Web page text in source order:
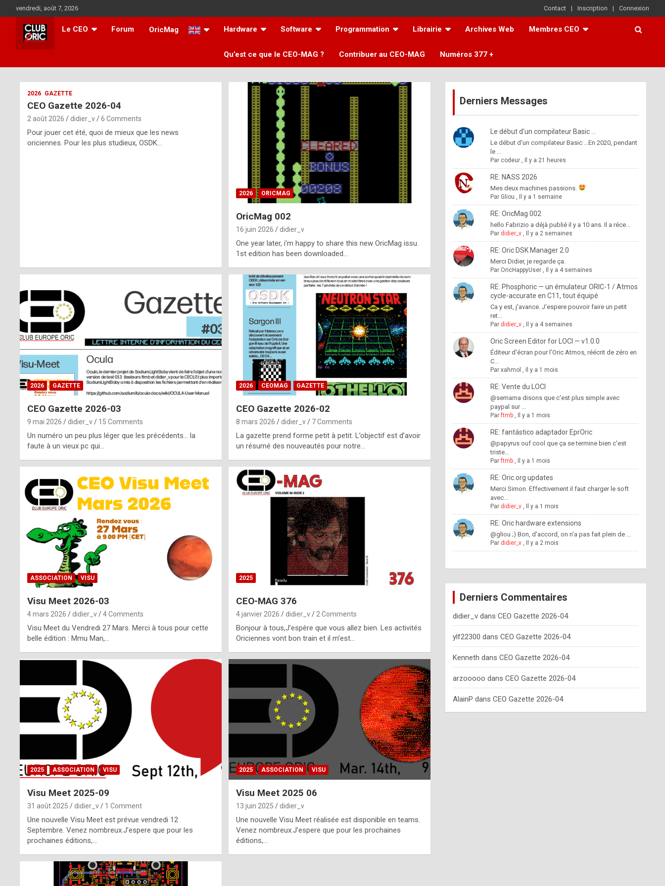
to
content
vendredi, août 7, 2026 Contact Inscription Connexion
Le CEO Forum OricMag Hardware Software Programmation Librairie Archives Web Membres CEO
Qu’est ce que le CEO-MAG ? Contribuer au CEO-MAG Numéros 377 +
ff
m
2026 GAZETTE
CEO Gazette 2026-04
2 août 2026 didier_v 6 Comments
Pour jouer cet été, quoi de mieux que les news
oriciennes. Pour les plus studieux, OSDK…
2026 ORICMAG
OricMag 002
16 juin 2026 didier_v
One year later, i’m happy to share this new OricMag issu.
1st edition has been downloaded…
2026 GAZETTE
CEO Gazette 2026-03
9 mai 2026 didier_v 15 Comments
Un numéro un peu plus léger que les précédents… la
faute à un vieux pc qui…
2026 CEOMAG GAZETTE
CEO Gazette 2026-02
8 mars 2026 didier_v 7 Comments
La gazette prend forme petit à petit. L’objectif est d’avoir
un résumé des nouveautés pour notre…
ASSOCIATION VISU
Visu Meet 2026-03
4 mars 2026 didier_v 4 Comments
Visu Meet du Vendredi 27 Mars. Merci à tous pour cette
belle édition : Mmu Man,…
2025
CEO-MAG 376
4 janvier 2026 didier_v 2 Comments
Bonjour à tous,J’espère que vous allez bien. Les activités
Oriciennes vont bon train et il m’est…
2025 ASSOCIATION VISU
Visu Meet 2025-09
31 août 2025 didier_v 1 Comment
Une nouvelle Visu Meet est prévue vendredi 12
Septembre. Venez nombreux.J’espere que pour les
prochaines éditions,…
2025 ASSOCIATION VISU
Visu Meet 2025 06
13 juin 2025 didier_v
Une nouvelle Visu Meet réalisée est disponible en teams.
Venez nombreux.J’espere que pour les prochaines
éditions,…
Derniers Messages
Le début d'un compilateur Basic ...
Le début d'un compilateur Basic ...En 2020, pendant
le ...
Par codeur, Il y a 21 heures
RE: NASS 2026
Mes deux machines passions.
Par Gliou , Il y a 1 semaine
RE: OricMag 002
hello Fabrizio a déjà publié il y a 10 ans. Il a réce...
Par didier_v, Il y a 2 semaines
RE: Oric DSK Manager 2.0
Merci Didier, je regarde ça.
Par OricHappyUser, Il y a 4 semaines
RE: Phosphoric — un émulateur ORIC-1 / Atmos
cycle-accurate en C11, tout équipé
Ca y est, j'avance. J'espere pouvoir faire un petit
ret...
Par didier_v, Il y a 4 semaines
Oric Screen Editor for LOCI — v1.0.0
Éditeur d'écran pour l'Oric Atmos, réécrit de zéro en
C...
Par xahmol , Il y a 1 mois
RE: Vente du LOCI
@semama disons que c'est plus simple avec
paypal sur ...
Parftmb, Il y a 1 mois
RE: fantástico adaptador EprOric
@papyrus ouf cool que ça se termine bien c'est
triste...
Parftmb, Il y a 1 mois
RE: Oric.org updates
Merci Simon. Effectivement il faut charger le soft
avec...
Par didier_v, Il y a 1 mois
RE: Oric hardware extensions
@gliou ;) Bon, d'accord, on n'a pas fait plein de ...
Par didier_v, Il y a 2 mois
Derniers Commentaires
didier_vdans CEO Gazette 2026-04
ylf22300 dans CEO Gazette 2026-04
Kenneth dans CEO Gazette 2026-04
arzooooo dans CEO Gazette 2026-04
AlainP dans CEO Gazette 2026-04